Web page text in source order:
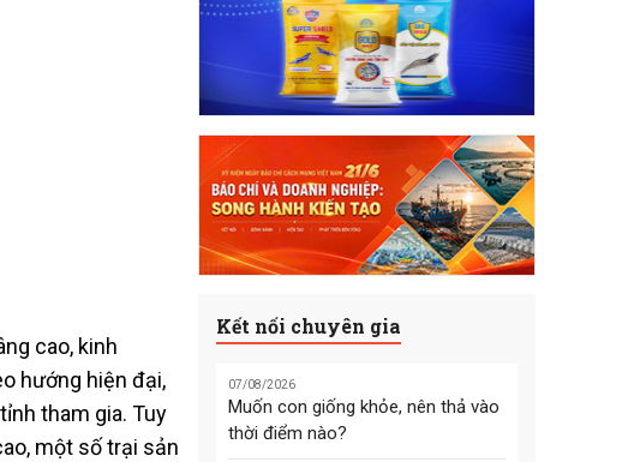
cao, kinh
hướng hiện đại,
tham gia. Tuy
một số trại sản
Kết nối chuyên gia
07/08/2026
Muốn con giống khỏe, nên thả vào
thời điểm nào?